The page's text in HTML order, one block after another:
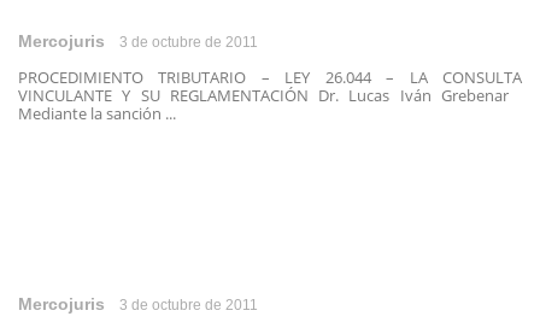
Mercojuris 3 de octubre de 2011
PROCEDIMIENTO TRIBUTARIO – LEY 26.044 – LA CONSULTA
VINCULANTE Y SU REGLAMENTACIÓN Dr. Lucas Iván Grebenar
Mediante la sanción ...
Mercojuris 3 de octubre de 2011